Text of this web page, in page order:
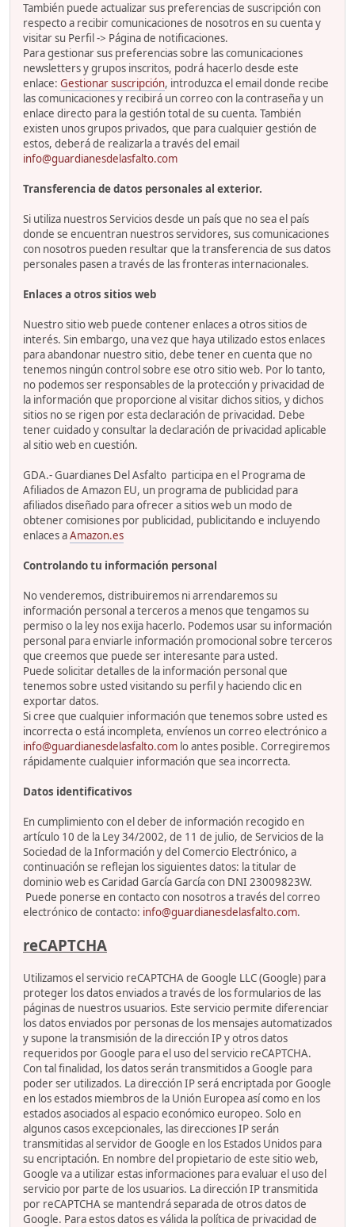
También puede actualizar sus preferencias de suscripción con
respecto a recibir comunicaciones de nosotros en su cuenta y
visitar su Perfil -> Página de notificaciones.
Para gestionar sus preferencias sobre las comunicaciones
newsletters y grupos inscritos, podrá hacerlo desde este
enlace: Gestionar suscripción, introduzca el email donde recibe
las comunicaciones y recibirá un correo con la contraseña y un
enlace directo para la gestión total de su cuenta. También
existen unos grupos privados, que para cualquier gestión de
estos, deberá de realizarla a través del email
info@guardianesdelasfalto.com
Transferencia de datos personales al exterior.
Si utiliza nuestros Servicios desde un país que no sea el país
donde se encuentran nuestros servidores, sus comunicaciones
con nosotros pueden resultar que la transferencia de sus datos
personales pasen a través de las fronteras internacionales.
Enlaces a otros sitios web
Nuestro sitio web puede contener enlaces a otros sitios de
interés. Sin embargo, una vez que haya utilizado estos enlaces
para abandonar nuestro sitio, debe tener en cuenta que no
tenemos ningún control sobre ese otro sitio web. Por lo tanto,
no podemos ser responsables de la protección y privacidad de
la información que proporcione al visitar dichos sitios, y dichos
sitios no se rigen por esta declaración de privacidad. Debe
tener cuidado y consultar la declaración de privacidad aplicable
al sitio web en cuestión.
GDA.- Guardianes Del Asfalto participa en el Programa de
Afiliados de Amazon EU, un programa de publicidad para
afiliados diseñado para ofrecer a sitios web un modo de
obtener comisiones por publicidad, publicitando e incluyendo
enlaces aAmazon.es
Controlando tu información personal
No venderemos, distribuiremos ni arrendaremos su
información personal a terceros a menos que tengamos su
permiso o la ley nos exija hacerlo. Podemos usar su información
personal para enviarle información promocional sobre terceros
que creemos que puede ser interesante para usted.
Puede solicitar detalles de la información personal que
tenemos sobre usted visitando su perfil y haciendo clic en
exportar datos.
Si cree que cualquier información que tenemos sobre usted es
incorrecta o está incompleta, envíenos un correo electrónico a
info@guardianesdelasfalto.com lo antes posible. Corregiremos
rápidamente cualquier información que sea incorrecta.
Datos identificativos
En cumplimiento con el deber de información recogido en
artículo 10 de la Ley 34/2002, de 11 de julio, de Servicios de la
Sociedad de la Información y del Comercio Electrónico, a
continuación se reflejan los siguientes datos: la titular de
dominio web es Caridad García García con DNI 23009823W.
Puede ponerse en contacto con nosotros a través del correo
electrónico de contacto: info@guardianesdelasfalto.com.
reCAPTCHA
Utilizamos el servicio reCAPTCHA de Google LLC (Google) para
proteger los datos enviados a través de los formularios de las
páginas de nuestros usuarios. Este servicio permite diferenciar
los datos enviados por personas de los mensajes automatizados
y supone la transmisión de la dirección IP y otros datos
requeridos por Google para el uso del servicio reCAPTCHA.
Con tal finalidad, los datos serán transmitidos a Google para
poder ser utilizados. La dirección IP será encriptada por Google
en los estados miembros de la Unión Europea así como en los
estados asociados al espacio económico europeo. Solo en
algunos casos excepcionales, las direcciones IP serán
transmitidas al servidor de Google en los Estados Unidos para
su encriptación. En nombre del propietario de este sitio web,
Google va a utilizar estas informaciones para evaluar el uso del
servicio por parte de los usuarios. La dirección IP transmitida
por reCAPTCHA se mantendrá separada de otros datos de
Google. Para estos datos es válida la política de privacidad de